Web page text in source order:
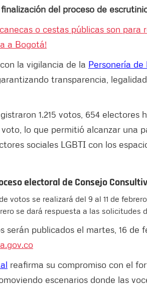
del proceso de
o cestas públicas son para
a Bogotá!
la vigilancia de la Personería de
transparencia,
1.215 votos, 654 electores
lo que permitió alcanzar una
sociales LGBTI con los
electoral de Consejo
votos se realizará del 9 al 11 de
se dará respuesta a las solicitudes
serán publicados el martes, 16 de
reafirma su compromiso con el
escenarios donde las